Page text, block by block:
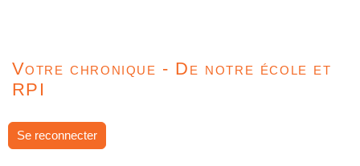
Votre chronique - De notre école et
RPI
Se reconnecter